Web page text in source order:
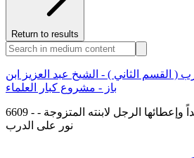
Return to results
( القسم الثاني ) - الشيخ عبد العزيز ابن
باز - مشروع كبار العلماء
6609 - حكم إخراج زكاة الفطر نقداً وإعطائها الرجل لابنته المتزوجة -
نور على الدرب